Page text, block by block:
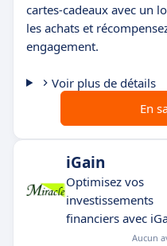
cartes-cadeaux avec un
les achats et
engagement.
Voir plus de détails
En
iGain
Optimisez vos
investissements
financiers avec
Aucun